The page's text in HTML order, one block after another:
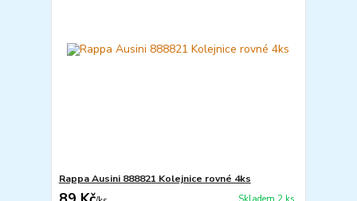
Rappa Ausini 888821 Kolejnice rovné 4ks